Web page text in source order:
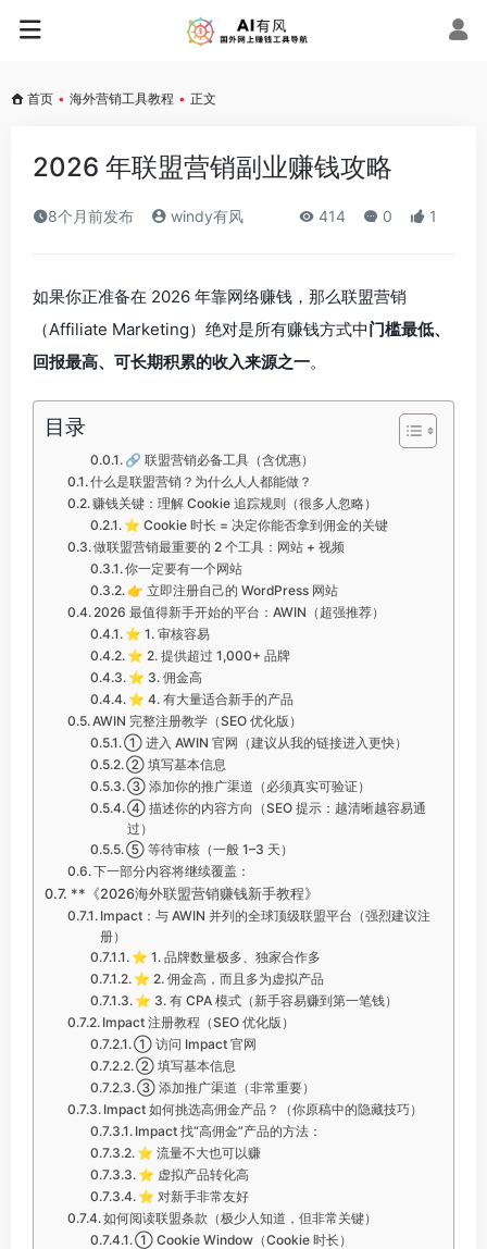
首页 • 海外营销工具教程 • 正文
2026 年联盟营销副业赚钱攻略
8个月前发布 windy有风 414 0 1
如果你正准备在 2026 年靠网络赚钱，那么联盟营销
（Affiliate Marketing）绝对是所有赚钱方式中门槛最低、
回报最高、可长期积累的收入来源之一。
目录
🔗 联盟营销必备工具（含优惠）
什么是联盟营销？为什么人人都能做？
赚钱关键：理解 Cookie 追踪规则（很多人忽略）
⭐ Cookie 时长 = 决定你能否拿到佣金的关键
做联盟营销最重要的 2 个工具：网站 + 视频
你一定要有一个网站
👉 立即注册自己的 WordPress 网站
2026 最值得新手开始的平台：AWIN（超强推荐）
⭐ 1. 审核容易
⭐ 2. 提供超过 1,000+ 品牌
⭐ 3. 佣金高
⭐ 4. 有大量适合新手的产品
AWIN 完整注册教学（SEO 优化版）
① 进入 AWIN 官网（建议从我的链接进入更快）
② 填写基本信息
③ 添加你的推广渠道（必须真实可验证）
④ 描述你的内容方向（SEO 提示：越清晰越容易通
过）
⑤ 等待审核（一般 1–3 天）
下一部分内容将继续覆盖：
**《2026海外联盟营销赚钱新手教程》
Impact：与 AWIN 并列的全球顶级联盟平台（强烈建议注
册）
⭐ 1. 品牌数量极多、独家合作多
⭐ 2. 佣金高，而且多为虚拟产品
⭐ 3. 有 CPA 模式（新手容易赚到第一笔钱）
Impact 注册教程（SEO 优化版）
① 访问 Impact 官网
② 填写基本信息
③ 添加推广渠道（非常重要）
Impact 如何挑选高佣金产品？（你原稿中的隐藏技巧）
Impact 找“高佣金”产品的方法：
⭐ 流量不大也可以赚
⭐ 虚拟产品转化高
⭐ 对新手非常友好
如何阅读联盟条款（极少人知道，但非常关键）
① Cookie Window（Cookie 时长）